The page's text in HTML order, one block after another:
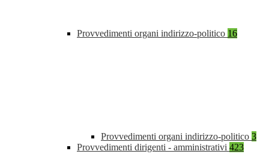
Provvedimenti organi indirizzo-politico 16
Provvedimenti organi indirizzo-politico 3
Provvedimenti dirigenti - amministrativi 423